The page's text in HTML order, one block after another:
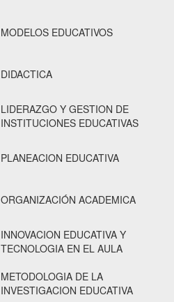
MODELOS EDUCATIVOS
DIDACTICA
LIDERAZGO Y GESTION DE
INSTITUCIONES EDUCATIVAS
PLANEACION EDUCATIVA
ORGANIZACIÓN ACADEMICA
INNOVACION EDUCATIVA Y
TECNOLOGIA EN EL AULA
METODOLOGIA DE LA
INVESTIGACION EDUCATIVA